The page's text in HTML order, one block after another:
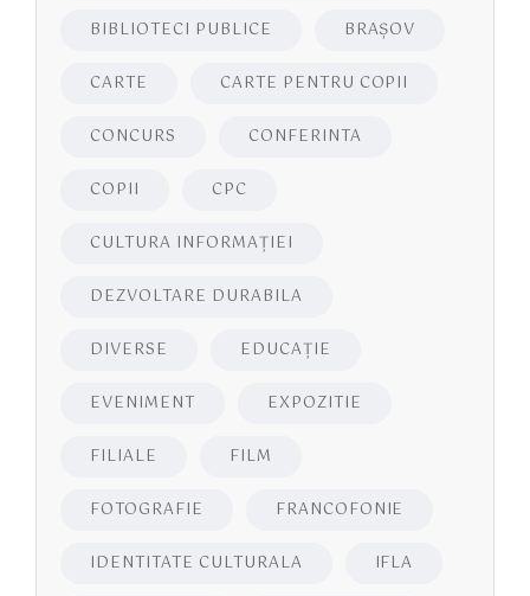
BIBLIOTECI PUBLICE BRAŞOV
CARTE CARTE PENTRU COPII
CONCURS CONFERINTA
COPII CPC
CULTURA INFORMAŢIEI
DEZVOLTARE DURABILA
DIVERSE EDUCAŢIE
EVENIMENT EXPOZITIE
FILIALE FILM
FOTOGRAFIE FRANCOFONIE
IDENTITATE CULTURALA IFLA